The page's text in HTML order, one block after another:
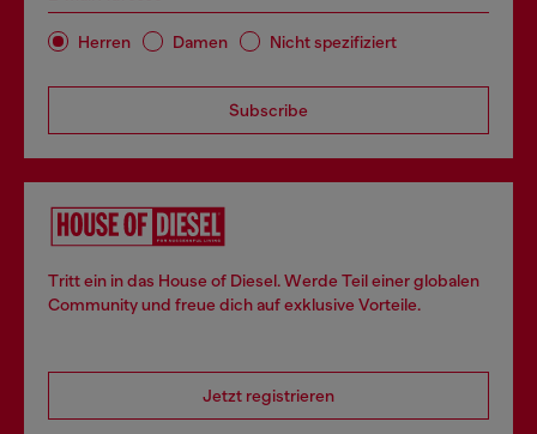
Herren Damen Nicht spezifiziert
Subscribe
Tritt ein in das House of Diesel. Werde Teil einer globalen
Community und freue dich auf exklusive Vorteile.
Jetzt registrieren